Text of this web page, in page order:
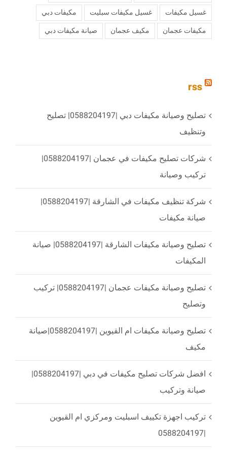
غسيل مكيفات غسيل مكيفات سبليت مكيفات دبي
مكيفات عجمان مكيف عجمان ‏صيانة مكيفات دبي
rss
تصليح وصيانة مكيفات دبي |0588204197| تصليح
وتنظيف
شركات تصليح مكيفات في عجمان |0588204197|
تركيب وصيانة
شركة تنظيف مكيفات في الشارقة |0588204197|
صيانة مكيفات
تصليح وصيانة مكيفات الشارقة |0588204197| صيانة
المكيفات
تصليح وصيانة مكيفات عجمان |0588204197| تركيب
وتصليح
تصليح وصيانة مكيفات ام القيوين |0588204197|صيانة
مكيف
افضل شركات تصليح مكيفات في دبي |0588204197|
صيانة وتركيب
تركيب اجهزة تكييف اسبليت ومركزي ام القيوين
|0588204197